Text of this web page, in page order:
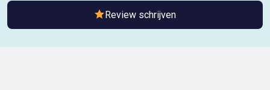
Review schrijven